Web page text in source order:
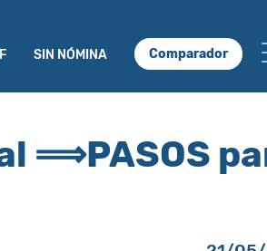
SIN NÓMINA Comparador
⟹PASOS